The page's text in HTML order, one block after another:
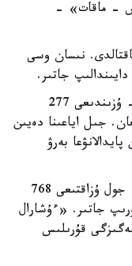
- ماقات» -
نىسان وسى
جاتىر.
«اتىراۋ - رف شەكاراسى (استراحانعا)» - ۇزىندىعى 277
اشىلعان. جىل اياعىنا دەيىن
40 شاقىرىمىن پايدالانۋعا بەرۋ
«تالدىقورعان - قالباتاۋ - وسكەمەن» - جول ۇزاقتىعى 768
ءجۇرىپ جاتىر. «ءۇشارال
180 شاقىرىم. نەگىزگى قۇرىلىس